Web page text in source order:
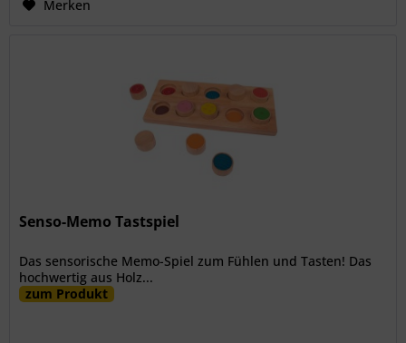
Merken
Senso-Memo Tastspiel
Das sensorische Memo-Spiel zum Fühlen und Tasten! Das
hochwertig aus Holz...
zum Produkt